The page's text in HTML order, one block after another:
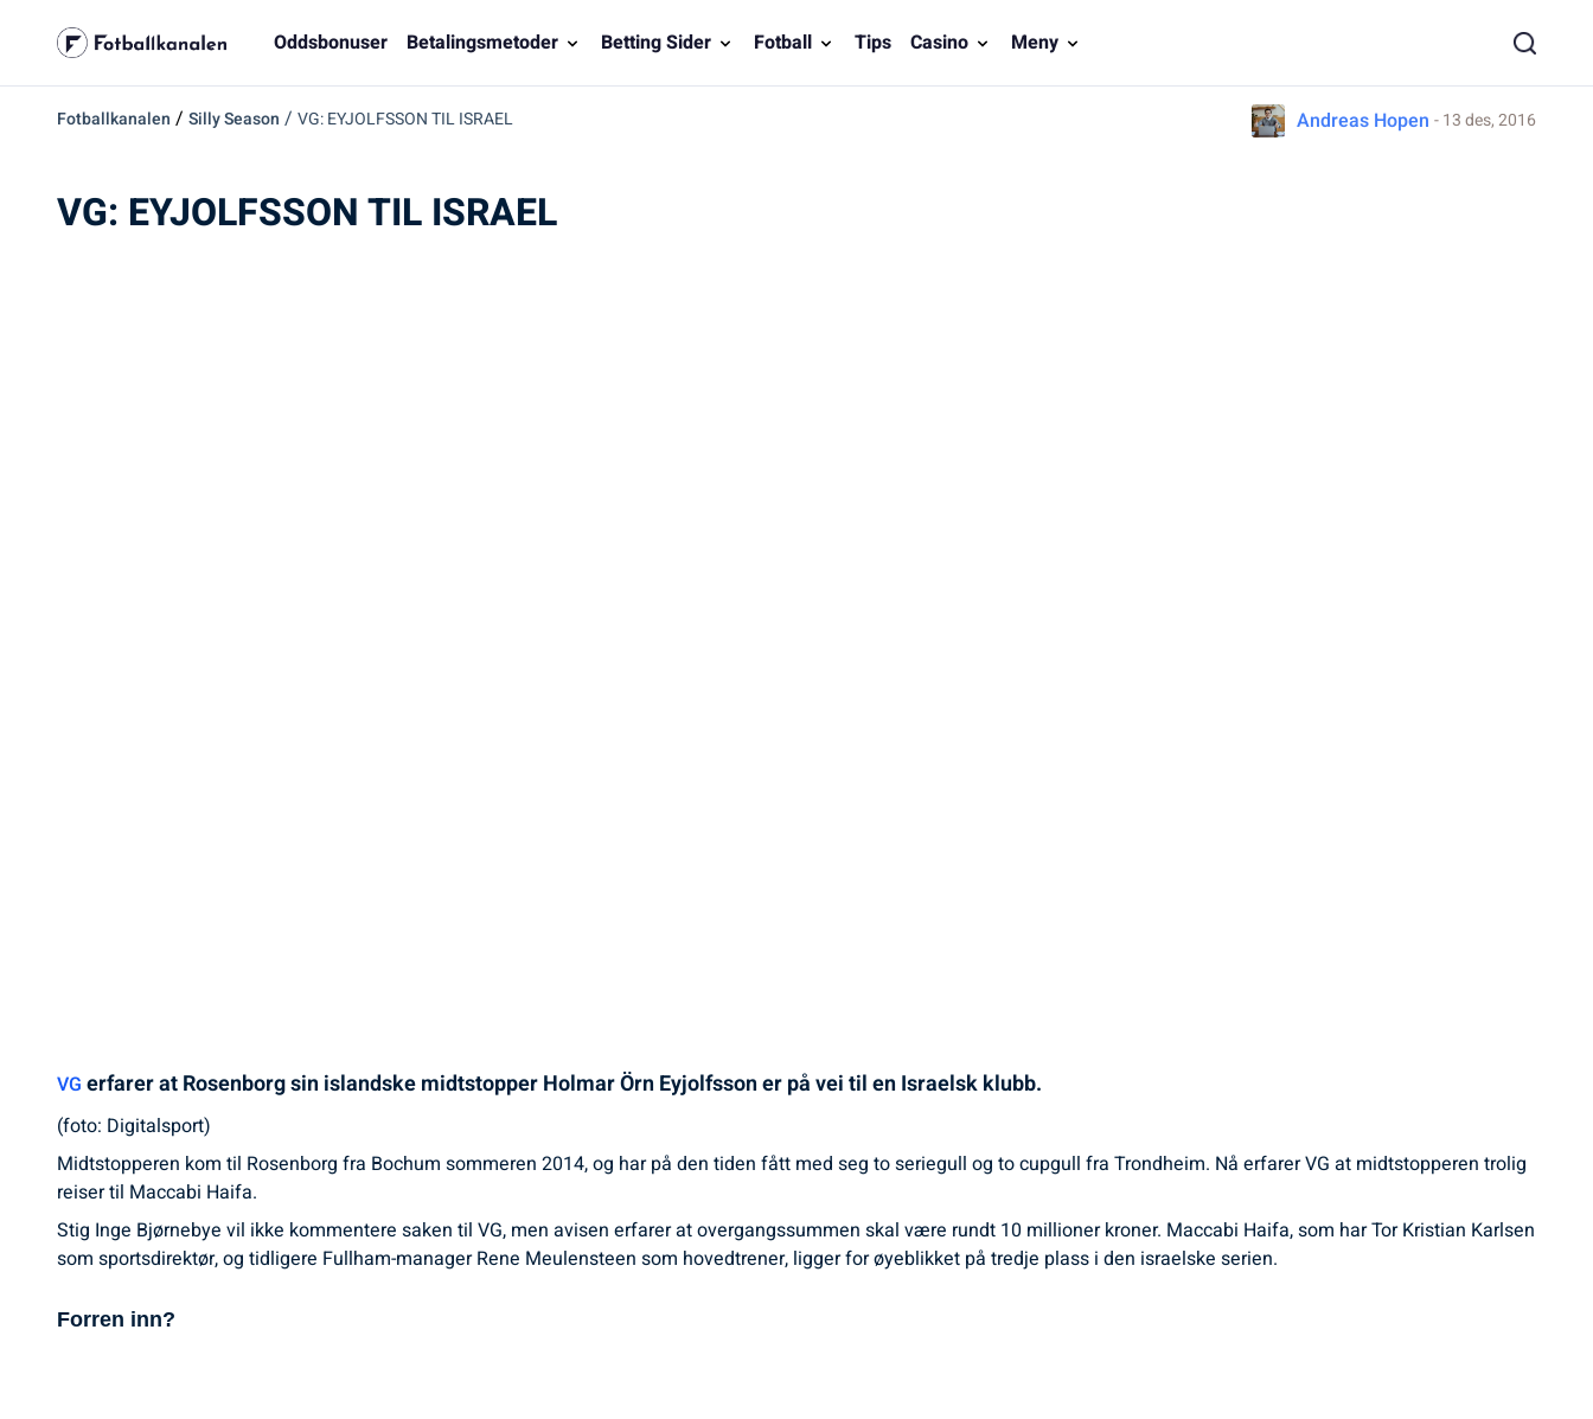
Oddsbonuser Betalingsmetoder Betting Sider Fotball Tips Casino Meny
Fotballkanalen / Silly Season / VG: EYJOLFSSON TIL ISRAEL Andreas Hopen - 13 des, 2016
VG: EYJOLFSSON TIL ISRAEL
VG erfarer at Rosenborg sin islandske midtstopper Holmar Örn Eyjolfsson er på vei til en Israelsk klubb.
(foto: Digitalsport)
Midtstopperen kom til Rosenborg fra Bochum sommeren 2014, og har på den tiden fått med seg to seriegull og to cupgull fra Trondheim. Nå erfarer VG at midtstopperen trolig
reiser til Maccabi Haifa.
Stig Inge Bjørnebye vil ikke kommentere saken til VG, men avisen erfarer at overgangssummen skal være rundt 10 millioner kroner. Maccabi Haifa, som har Tor Kristian Karlsen
som sportsdirektør, og tidligere Fullham-manager Rene Meulensteen som hovedtrener, ligger for øyeblikket på tredje plass i den israelske serien.
Forren inn?